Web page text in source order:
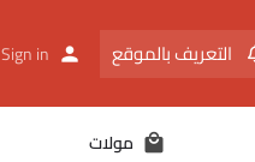
التعريف بالموقع Sign in
مولات